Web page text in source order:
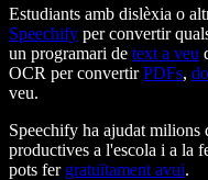
Estudiants amb dislèxia o
Speechify per convertir
un programari de text a veu
OCR per convertirPDFs,
veu.
Speechify ha ajudat milions
productives a l'escola i a la
pots fer gratuïtament avui.